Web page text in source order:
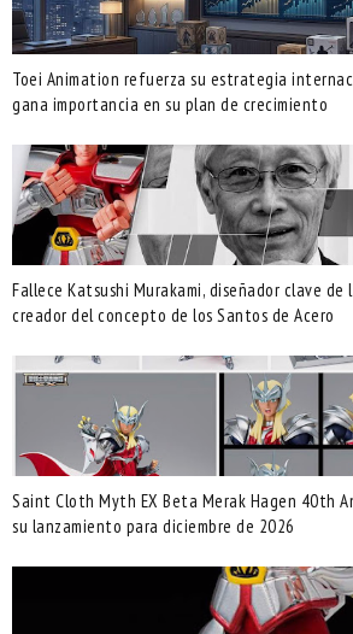
Toei Animation refuerza su estrategia
gana importancia en su plan de crecimiento
Fallece Katsushi Murakami, diseñador clave
creador del concepto de los Santos de Acero
Saint Cloth Myth EX Beta Merak Hagen 40th
su lanzamiento para diciembre de 2026